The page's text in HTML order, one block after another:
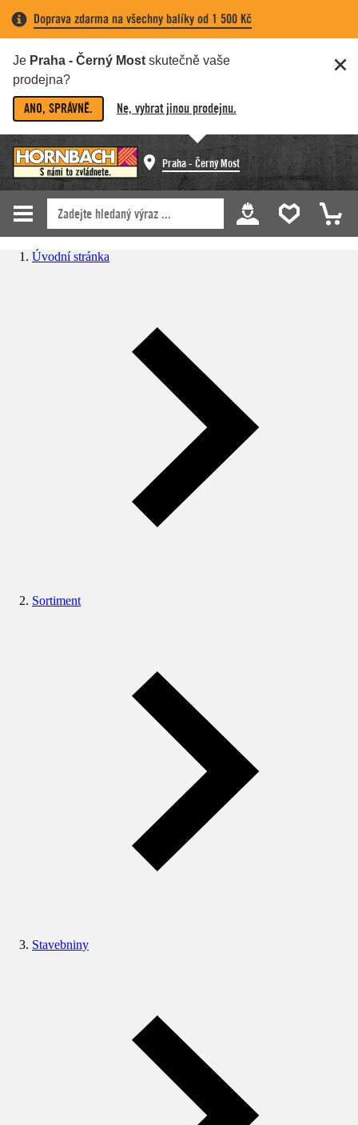
Doprava zdarma na všechny balíky od 1 500 Kč
Je Praha - Černý Most skutečně vaše
prodejna?
ANO, SPRÁVNĚ. Ne, vybrat jinou prodejnu.
Praha - Černý Most
Úvodní stránka
Sortiment
Stavebniny